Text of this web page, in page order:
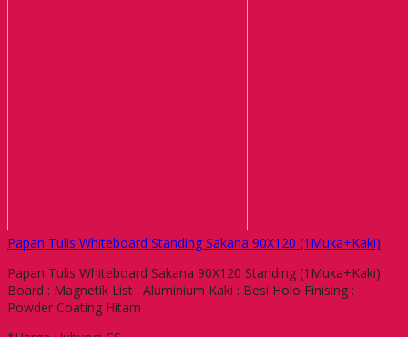
Papan Tulis Whiteboard Standing Sakana 90X120 (1Muka+Kaki)
Papan Tulis Whiteboard Sakana 90X120 Standing (1Muka+Kaki)
Board : Magnetik List : Aluminium Kaki : Besi Holo Finising :
Powder Coating Hitam